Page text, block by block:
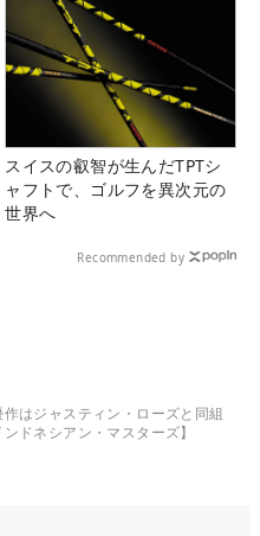
スイスの叡智が生んだTPTシ
ャフトで、ゴルフを異次元の
世界へ
Recommended by
作はジャスティン・ローズと同組
ンドネシアン・マスターズ】